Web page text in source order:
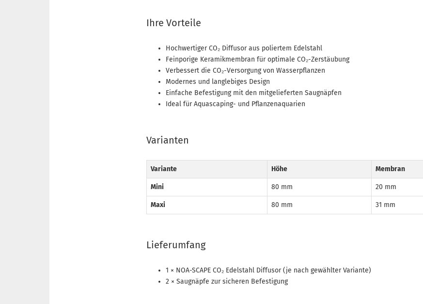
Ihre Vorteile
Hochwertiger CO₂ Diffusor aus poliertem Edelstahl
Feinporige Keramikmembran für optimale CO₂-Zerstäubung
Verbessert die CO₂-Versorgung von Wasserpflanzen
Modernes und langlebiges Design
Einfache Befestigung mit den mitgelieferten Saugnäpfen
Ideal für Aquascaping- und Pflanzenaquarien
Varianten
Variante Höhe Membran
Mini 80 mm 20 mm
Maxi 80 mm 31 mm
Lieferumfang
1 × NOA-SCAPE CO₂ Edelstahl Diffusor (je nach gewählter Variante)
2 × Saugnäpfe zur sicheren Befestigung